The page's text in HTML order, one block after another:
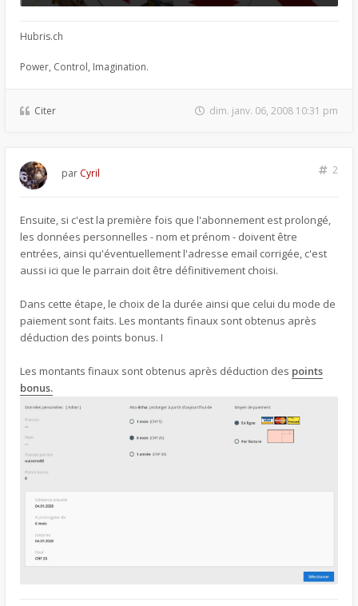
Hubris.ch
Power, Control, Imagination.
Citer dim. janv. 06, 2008 10:31 pm
2
par Cyril
Ensuite, si c'est la première fois que l'abonnement est prolongé,
les données personnelles - nom et prénom - doivent être
entrées, ainsi qu'éventuellement l'adresse email corrigée, c'est
aussi ici que le parrain doit être définitivement choisi.
Dans cette étape, le choix de la durée ainsi que celui du mode de
paiement sont faits. Les montants finaux sont obtenus après
déduction des points bonus. I
Les montants finaux sont obtenus après déduction des points
bonus.